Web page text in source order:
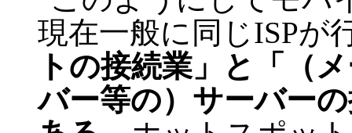
現在一般に同じISPが
トの接続業」と「（
バー等の）サーバー